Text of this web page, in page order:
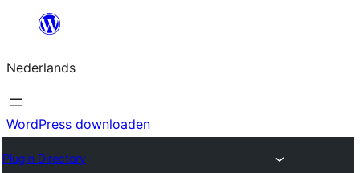
de
inhoud
Nederlands
WordPress downloaden
Plugin Directory